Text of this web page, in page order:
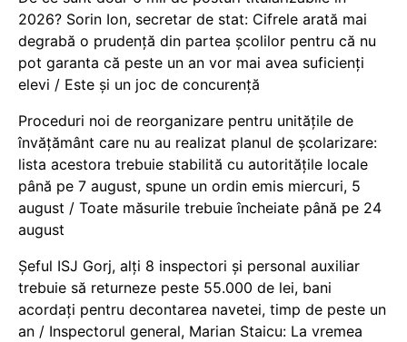
2026? Sorin Ion, secretar de stat: Cifrele arată mai
degrabă o prudență din partea școlilor pentru că nu
pot garanta că peste un an vor mai avea suficienți
elevi / Este și un joc de concurență
Proceduri noi de reorganizare pentru unitățile de
învățământ care nu au realizat planul de școlarizare:
lista acestora trebuie stabilită cu autoritățile locale
până pe 7 august, spune un ordin emis miercuri, 5
august / Toate măsurile trebuie încheiate până pe 24
august
Șeful ISJ Gorj, alți 8 inspectori și personal auxiliar
trebuie să returneze peste 55.000 de lei, bani
acordați pentru decontarea navetei, timp de peste un
an / Inspectorul general, Marian Staicu: La vremea